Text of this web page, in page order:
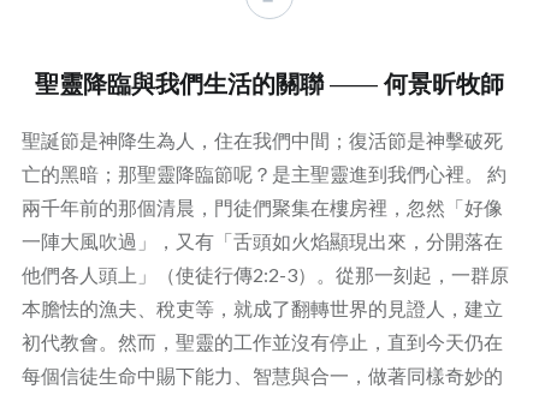
聖靈降臨與我們生活的關聯 —— 何景昕牧師
聖誕節是神降生為人，住在我們中間；復活節是神擊破死
亡的黑暗；那聖靈降臨節呢？是主聖靈進到我們心裡。 約
兩千年前的那個清晨，門徒們聚集在樓房裡，忽然「好像
一陣大風吹過」，又有「舌頭如火焰顯現出來，分開落在
他們各人頭上」（使徒行傳2:2-3）。從那一刻起，一群原
本膽怯的漁夫、稅吏等，就成了翻轉世界的見證人，建立
初代教會。然而，聖靈的工作並沒有停止，直到今天仍在
每個信徒生命中賜下能力、智慧與合一，做著同樣奇妙的